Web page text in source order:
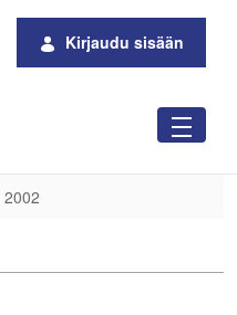
Kirjaudu sisään
2002